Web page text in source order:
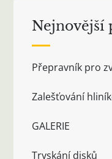
Nejnovější
Přepravník pro
Zalešťování
GALERIE
Tryskání disků